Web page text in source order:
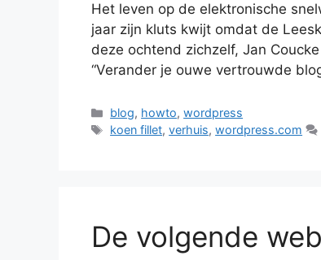
Het leven op de elektronische
jaar zijn kluts kwijt omdat de
deze ochtend zichzelf, Jan
“Verander je ouwe vertrouwde
Categories
blog, howto,wordpress
Tags
koen fillet,verhuis,wordpress.com
De volgende